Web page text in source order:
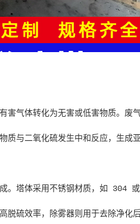
气体转化为无害或低害物质。废气
质与二氧化硫发生中和反应，生成
。塔体采用不锈钢材质，如 304
硫效率，除雾器则用于去除净化后